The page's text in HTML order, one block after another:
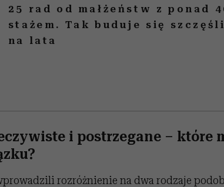
25 rad od małżeństw z ponad
stażem. Tak buduje się
na lata
i postrzegane – które
rozróżnienie na dwa rodzaje